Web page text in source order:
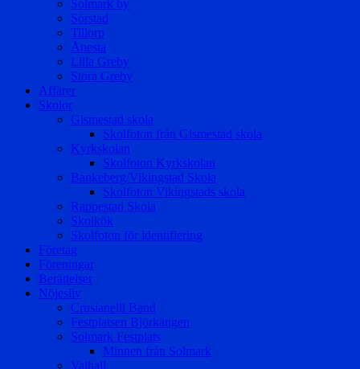
Solmark by
Sörstad
Tillorp
Ånesta
Lilla Greby
Stora Greby
Affärer
Skolor
Gismestad skola
Skolfoton från Gismestad skola
Kyrkskolan
Skolfoton Kyrkskolan
Bankeberg/Vikingstad Skola
Skolfoton Vikingstads skola
Rappestad Skola
Skolkök
Skolfoton för identifiering
Företag
Föreningar
Berättelser
Nöjesliv
Crusianelli Band
Festplatsen Björkängen
Solmark Festplats
Minnen från Solmark
Valhall